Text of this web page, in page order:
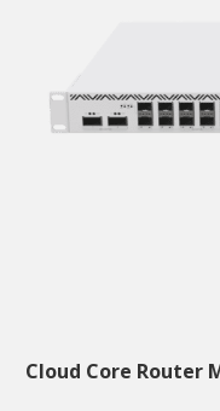
Cloud Core Router